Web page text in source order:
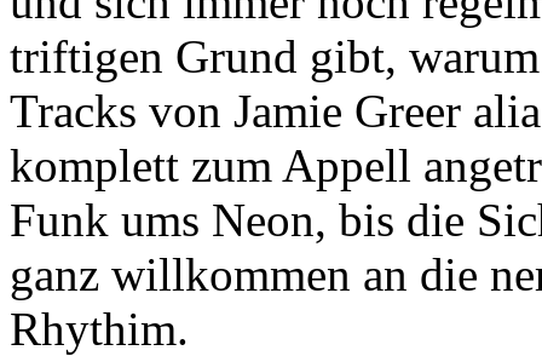
triftigen Grund gibt,
Tracks von Jamie Greer
komplett zum Appell
Funk ums Neon, bis die
ganz willkommen an die
Rhythim.